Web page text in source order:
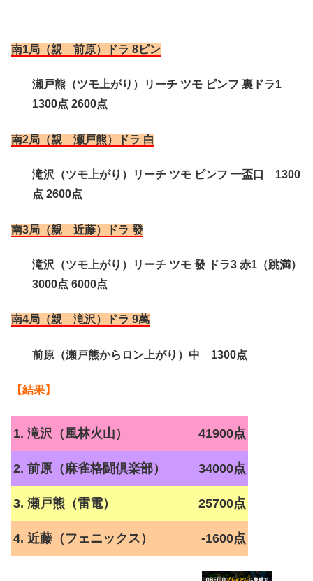
南1局（親 前原）ドラ 8ピン
瀬戸熊（ツモ上がり）リーチ ツモ ピンフ 裏ドラ1
1300点 2600点
南2局（親 瀬戸熊）ドラ 白
滝沢（ツモ上がり）リーチ ツモ ピンフ 一盃口 1300
点 2600点
南3局（親 近藤）ドラ 發
滝沢（ツモ上がり）リーチ ツモ 發 ドラ3 赤1（跳満）
3000点 6000点
南4局（親 滝沢）ドラ 9萬
前原（瀬戸熊からロン上がり）中 1300点
【結果】
1. 滝沢（風林火山） 41900点
2. 前原（麻雀格闘倶楽部） 34000点
3. 瀬戸熊（雷電） 25700点
4. 近藤（フェニックス） -1600点